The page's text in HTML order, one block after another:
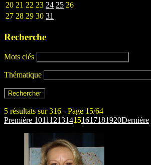
20 21 22 23 24 25 26
27 28 29 30 31
Recherche
Mots clés
Thématique
5 résultats sur 316 - Page 15/64
Première 1011121314151617181920Dernière